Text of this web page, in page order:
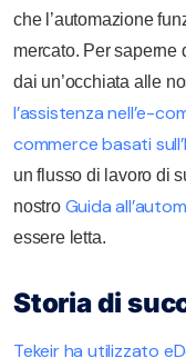
che l’automazione
mercato. Per saperne
dai un’occhiata alle
l’assistenza nell’e-
commerce basati
un flusso di lavoro di
nostro Guida
essere letta.
Storia di
Tekeir ha utilizzato